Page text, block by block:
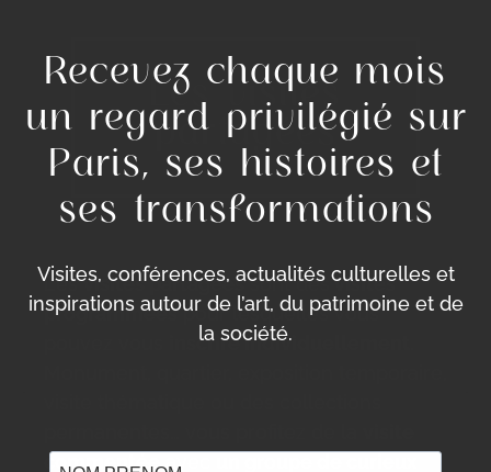
Recevez chaque mois
un regard privilégié sur
Paris, ses histoires et
ses transformations
Visites, conférences, actualités culturelles et
inspirations autour de l’art, du patrimoine et de
la société.
Les visites
partagées
Lesvisites partagéessont des visites
programméespour lesquelles vous
inscrire individuellement
commentéeavec